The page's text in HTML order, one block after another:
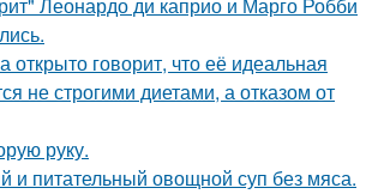
говорит, что её идеальная
не строгими диетами, а отказом от
руку.
и питательный овощной суп без мяса.